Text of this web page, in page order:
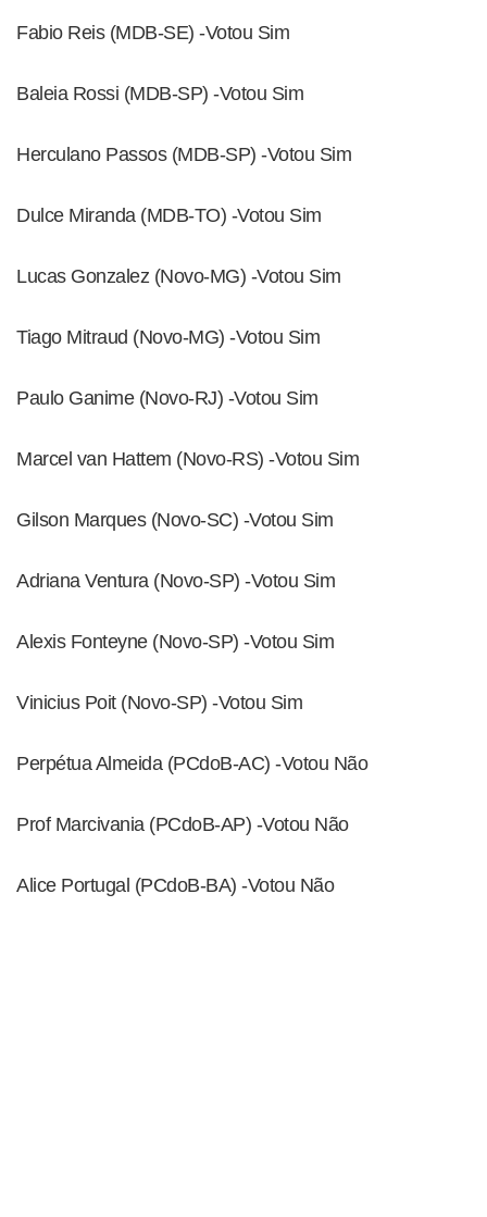
Fabio Reis (MDB-SE) -Votou Sim
Baleia Rossi (MDB-SP) -Votou Sim
Herculano Passos (MDB-SP) -Votou Sim
Dulce Miranda (MDB-TO) -Votou Sim
Lucas Gonzalez (Novo-MG) -Votou Sim
Tiago Mitraud (Novo-MG) -Votou Sim
Paulo Ganime (Novo-RJ) -Votou Sim
Marcel van Hattem (Novo-RS) -Votou Sim
Gilson Marques (Novo-SC) -Votou Sim
Adriana Ventura (Novo-SP) -Votou Sim
Alexis Fonteyne (Novo-SP) -Votou Sim
Vinicius Poit (Novo-SP) -Votou Sim
Perpétua Almeida (PCdoB-AC) -Votou Não
Prof Marcivania (PCdoB-AP) -Votou Não
Alice Portugal (PCdoB-BA) -Votou Não